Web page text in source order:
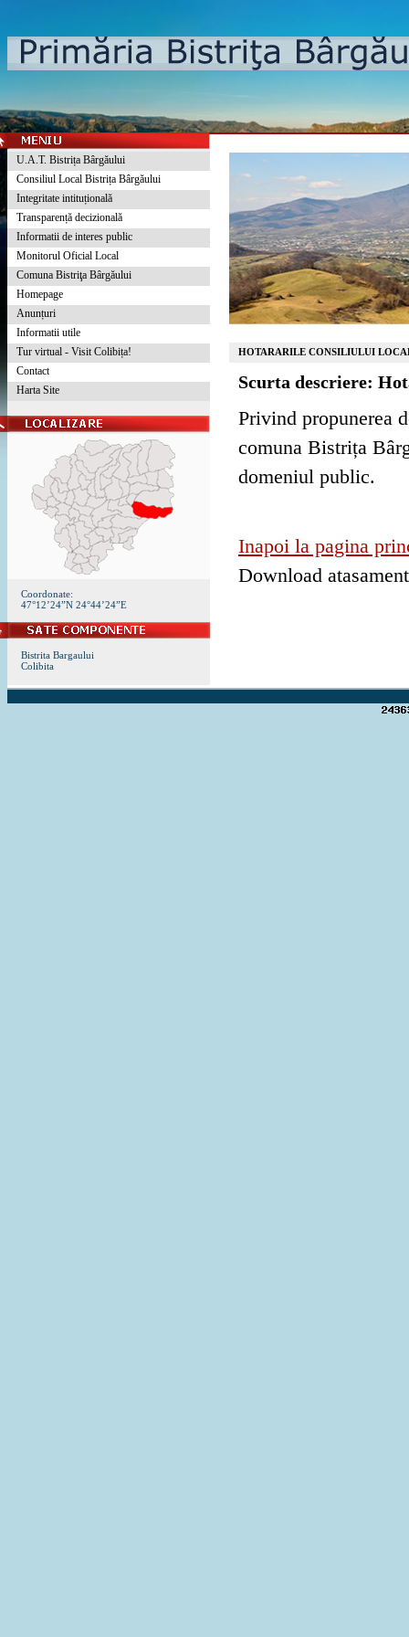
U.A.T. Bistrița Bârgăului
Consiliul Local Bistrița Bârgăului
Integritate intituțională
Transparență decizională
Informatii de interes public
Monitorul Oficial Local
Comuna Bistriţa Bârgăului
Homepage
Anunțuri
Informatii utile
Tur virtual - Visit Colibița!
Contact
Harta Site
Coordonate:
47°12’24”N 24°44’24”E
Bistrita Bargaului
Colibita
HOTARARILE CONSILIULUI
Scurta descriere:
Privind propunerea
comuna Bistrița
domeniul public.
Inapoi la pagina
Download